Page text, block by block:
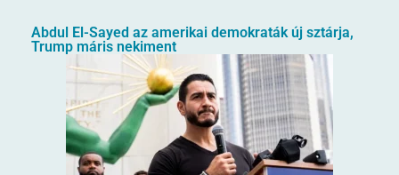
Abdul El-Sayed az amerikai demokraták új sztárja,
Trump máris nekiment